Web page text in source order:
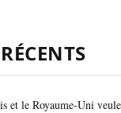
et le Royaume-Uni